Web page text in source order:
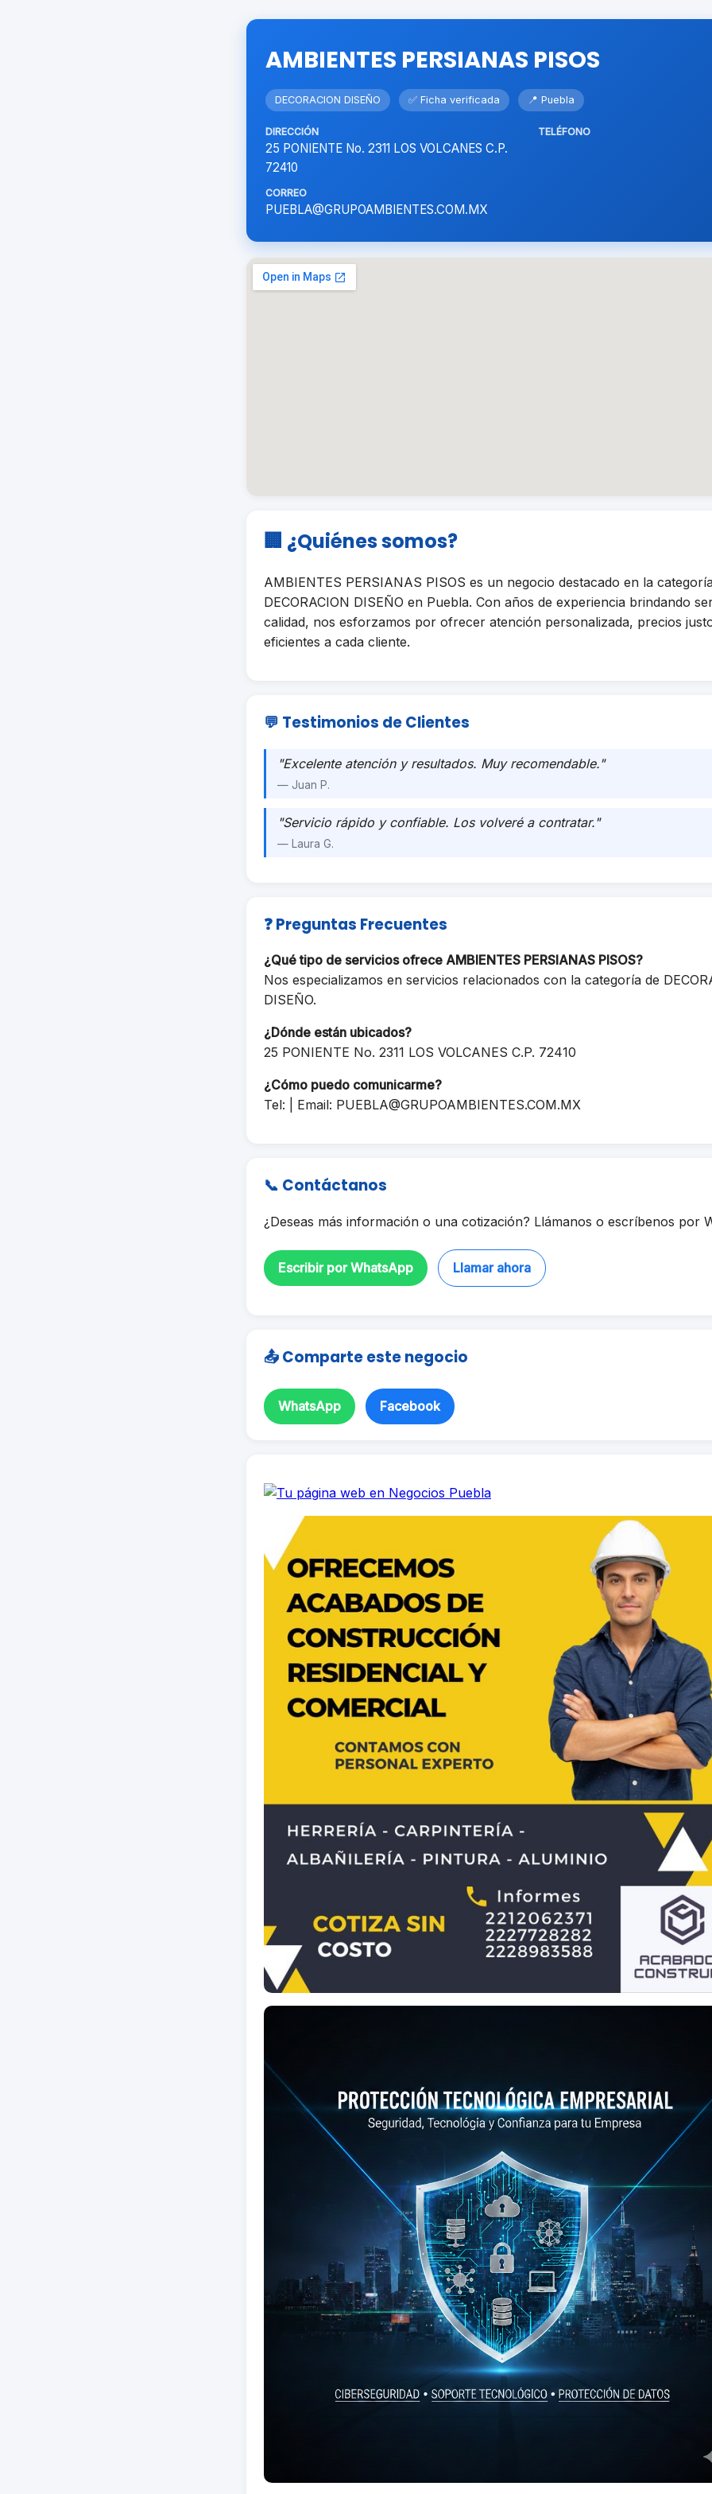
AMBIENTES PERSIANAS PISOS
DECORACION DISEÑO ✅ Ficha verificada 📍 Puebla
DIRECCIÓN
25 PONIENTE No. 2311 LOS VOLCANES C.P.
72410
TELÉFONO
CORREO
PUEBLA@GRUPOAMBIENTES.COM.MX
🏢 ¿Quiénes somos?
AMBIENTES PERSIANAS PISOS es un negocio destacado en la
DECORACION DISEÑO en Puebla. Con años de experiencia brindando
calidad, nos esforzamos por ofrecer atención personalizada, precios
eficientes a cada cliente.
💬 Testimonios de Clientes
"Excelente atención y resultados. Muy recomendable."
— Juan P.
"Servicio rápido y confiable. Los volveré a contratar."
— Laura G.
❓ Preguntas Frecuentes
¿Qué tipo de servicios ofrece AMBIENTES PERSIANAS PISOS?
Nos especializamos en servicios relacionados con la categoría de
DISEÑO.
¿Dónde están ubicados?
25 PONIENTE No. 2311 LOS VOLCANES C.P. 72410
¿Cómo puedo comunicarme?
Tel: | Email: PUEBLA@GRUPOAMBIENTES.COM.MX
📞 Contáctanos
¿Deseas más información o una cotización? Llámanos o escríbenos por
Escribir por WhatsApp Llamar ahora
📤 Comparte este negocio
WhatsApp Facebook